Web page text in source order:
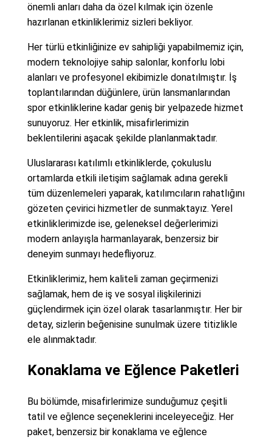
önemli anları daha da özel kılmak için özenle
hazırlanan etkinliklerimiz sizleri bekliyor.
Her türlü etkinliğinize ev sahipliği yapabilmemiz için,
modern teknolojiye sahip salonlar, konforlu lobi
alanları ve profesyonel ekibimizle donatılmıştır. İş
toplantılarından düğünlere, ürün lansmanlarından
spor etkinliklerine kadar geniş bir yelpazede hizmet
sunuyoruz. Her etkinlik, misafirlerimizin
beklentilerini aşacak şekilde planlanmaktadır.
Uluslararası katılımlı etkinliklerde, çokuluslu
ortamlarda etkili iletişim sağlamak adına gerekli
tüm düzenlemeleri yaparak, katılımcıların rahatlığını
gözeten çevirici hizmetler de sunmaktayız. Yerel
etkinliklerimizde ise, geleneksel değerlerimizi
modern anlayışla harmanlayarak, benzersiz bir
deneyim sunmayı hedefliyoruz.
Etkinliklerimiz, hem kaliteli zaman geçirmenizi
sağlamak, hem de iş ve sosyal ilişkilerinizi
güçlendirmek için özel olarak tasarlanmıştır. Her bir
detay, sizlerin beğenisine sunulmak üzere titizlikle
ele alınmaktadır.
Konaklama ve Eğlence Paketleri
Bu bölümde, misafirlerimize sunduğumuz çeşitli
tatil ve eğlence seçeneklerini inceleyeceğiz. Her
paket, benzersiz bir konaklama ve eğlence